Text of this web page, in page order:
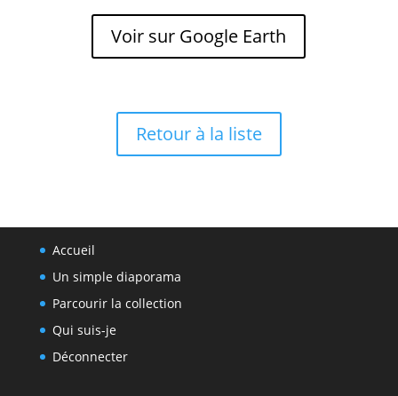
Voir sur Google Earth
Retour à la liste
Accueil
Un simple diaporama
Parcourir la collection
Qui suis-je
Déconnecter